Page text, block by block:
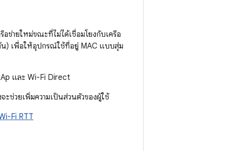
ายใหม่ขณะที่ไม่ได้เชื่อมโยงกับเครือ
น) เพื่อให้อุปกรณ์ใช้ที่อยู่ MAC แบบสุ่ม
และ Wi-Fi Direct
ะช่วยเพิ่มความเป็นส่วนตัวของผู้ใช้
Fi RTT